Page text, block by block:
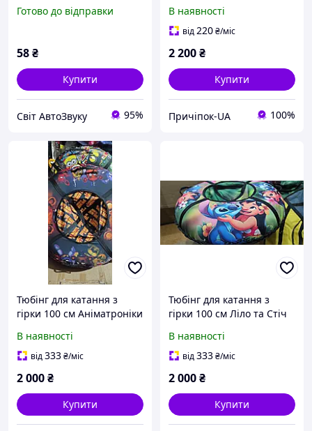
Готово до відправки
58₴
Купити
Світ АвтоЗвуку 95%
В наявності
від220₴/міс
2 200₴
Купити
Причіпок-UA 100%
Тюбінг для катання з
гірки 100 см Аніматроніки
камерою всередині,
шайба, різні кольори
В наявності
від333₴/міс
2 000₴
Купити
Тюбінг для катання з
гірки 100 см Ліло та Стіч
камерою всередині,
шайба, різні кольори
В наявності
від333₴/міс
2 000₴
Купити